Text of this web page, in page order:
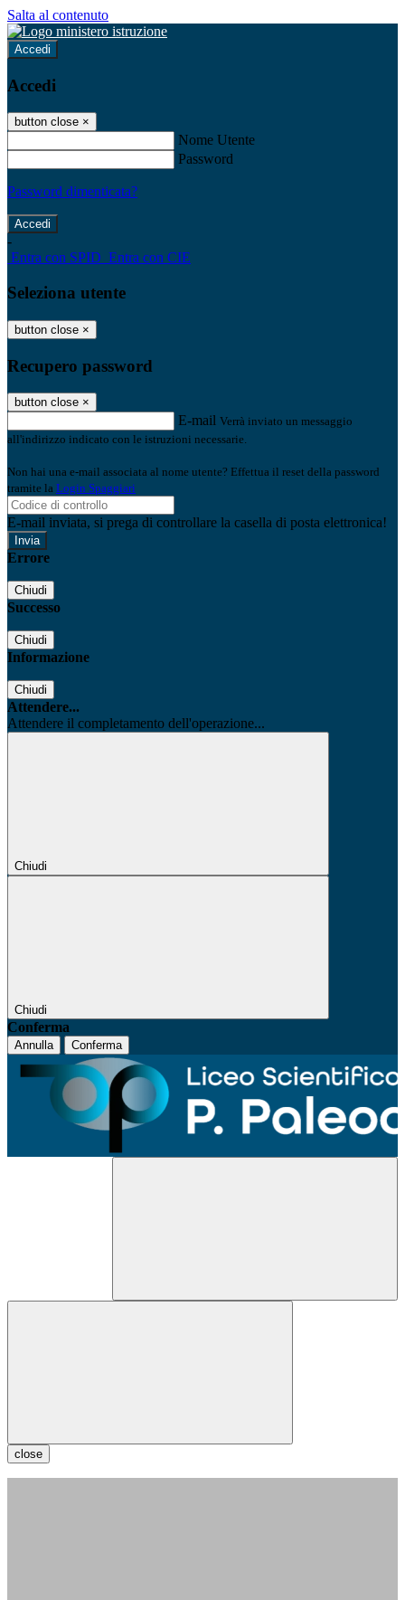
Salta al contenuto
Accedi
Accedi
button close ×
Nome Utente
Password
Password dimenticata?
-
Entra con SPID Entra con CIE
Seleziona utente
button close ×
Recupero password
button close ×
E-mail Verrà inviato un messaggio
all'indirizzo indicato con le istruzioni necessarie.
Non hai una e-mail associata al nome utente? Effettua il reset della password
tramite la Login Spaggiari
E-mail inviata, si prega di controllare la casella di posta elettronica!
Errore
Chiudi
Successo
Chiudi
Informazione
Chiudi
Attendere...
Attendere il completamento dell'operazione...
Chiudi
Chiudi
Conferma
Annulla Conferma
close